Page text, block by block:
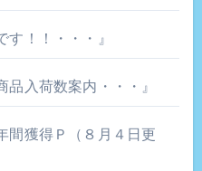
！！・・・』
品入荷数案内・・・』
獲得Ｐ（８月４日更